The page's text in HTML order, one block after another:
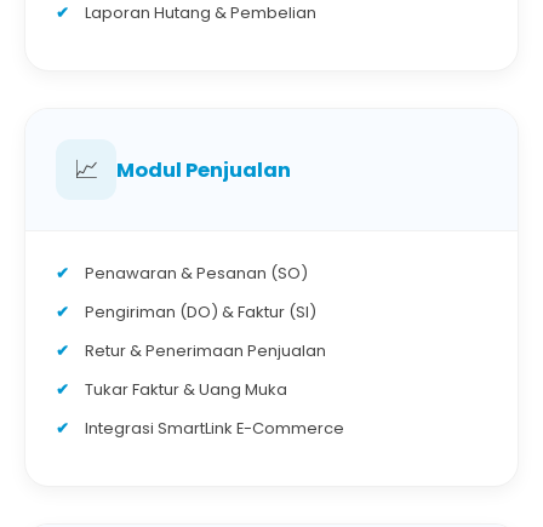
Laporan Hutang & Pembelian
📈 Modul Penjualan
Penawaran & Pesanan (SO)
Pengiriman (DO) & Faktur (SI)
Retur & Penerimaan Penjualan
Tukar Faktur & Uang Muka
Integrasi SmartLink E-Commerce